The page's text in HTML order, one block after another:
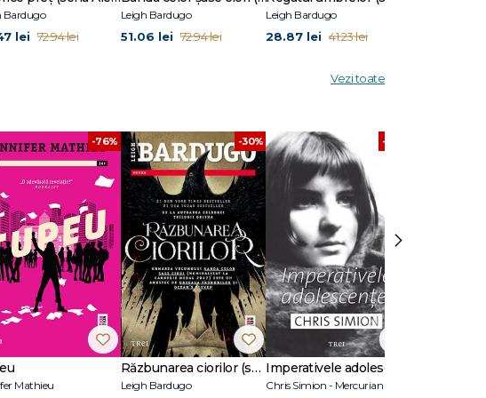
Bardugo
lei 72.94 lei
Leigh Bardugo
51.06 lei 72.94 lei
Leigh Bardugo
28.87 lei 41.23 lei
Vezi toate
-76%
Mathieu
-30%
Răzbunarea ciorilor (seria Banda celor șase ciori, vol. 2)
Leigh Bardugo
-60%
Chris Simion - Mercurian
›